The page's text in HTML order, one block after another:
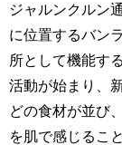
ジャルンクルン
に位置するバン
所として機能す
活動が始まり、
どの食材が並び
を肌で感じるこ